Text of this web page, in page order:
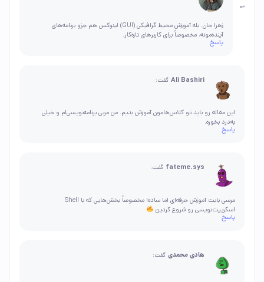
زهرا جان، بله آموزش محیط گرافیکی (GUI) لینوکس هم جزو برنامه‌های
آینده‌مونه، مخصوصاً برای کاربرهای تازه‌کار.
پاسخ
Ali Bashiri گفت:
این مقاله رو باید تو کلاس‌هامون آموزش بدیم. من مربی برنامه‌نویسی‌ام و خیلی
به‌درد بخوره.
پاسخ
fateme.sys گفت:
مرسی بابت آموزش حرفه‌ای اما ساده! مخصوصاً بخش‌هایی که با Shell
اسکریپت‌نویسی رو شروع کردین
پاسخ
هادی محمدی گفت: